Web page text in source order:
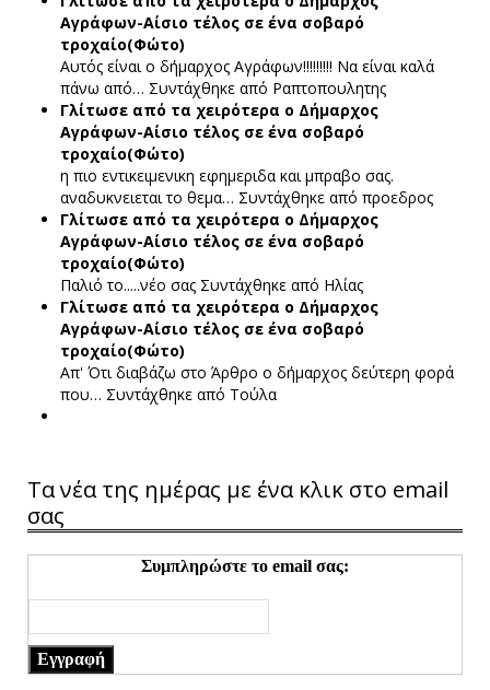
Αγράφων-Αίσιο τέλος σε ένα σοβαρό
τροχαίο(Φώτο)
Αυτός είναι ο δήμαρχος Αγράφων!!!!!!!!! Να είναι καλά
πάνω από… Συντάχθηκε από Ραπτοπουλητης
Γλίτωσε από τα χειρότερα ο Δήμαρχος
Αγράφων-Αίσιο τέλος σε ένα σοβαρό
τροχαίο(Φώτο)
η πιο εντικειμενικη εφημεριδα και μπραβο σας.
αναδυκνειεται το θεμα… Συντάχθηκε από προεδρος
Γλίτωσε από τα χειρότερα ο Δήμαρχος
Αγράφων-Αίσιο τέλος σε ένα σοβαρό
τροχαίο(Φώτο)
Παλιό το.....νέο σας Συντάχθηκε από Ηλίας
Γλίτωσε από τα χειρότερα ο Δήμαρχος
Αγράφων-Αίσιο τέλος σε ένα σοβαρό
τροχαίο(Φώτο)
Απ' Ότι διαβάζω στο Άρθρο ο δήμαρχος δεύτερη φορά
που… Συντάχθηκε από Τούλα
Τα νέα της ημέρας με ένα κλικ στο email
σας
Συμπληρώστε το email σας:
Εγγραφή